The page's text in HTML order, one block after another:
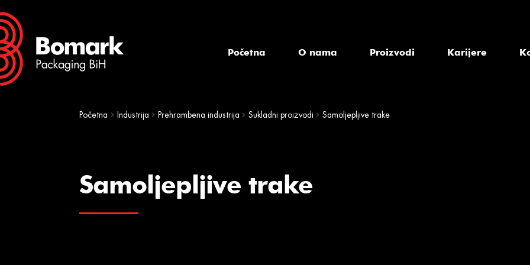
Skip
to
navigation
Skip
to
content
Početna O nama Proizvodi Karijere
Početna Industrija Prehrambena industrija Sukladni proizvodi Samoljepljive trake
Samoljepljive trake